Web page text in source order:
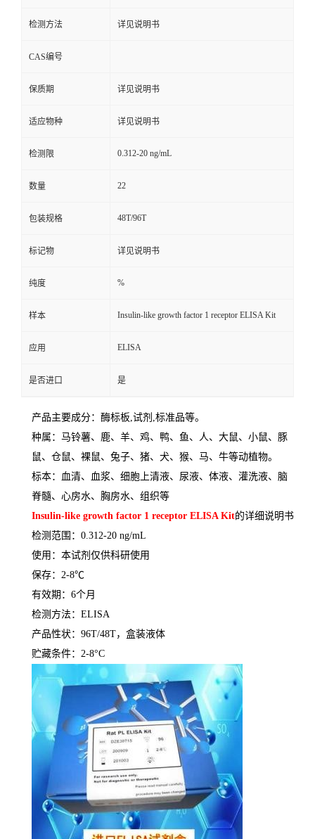
检测方法 详见说明书
CAS编号
保质期 详见说明书
适应物种 详见说明书
检测限 0.312-20 ng/mL
数量 22
包装规格 48T/96T
标记物 详见说明书
纯度 %
样本 Insulin-like growth factor 1 receptor ELISA Kit
应用 ELISA
是否进口 是
产品主要成分：酶标板 试剂 标准品等。
种属：马铃薯、鹿、羊、鸡、鸭、鱼、人、大鼠、小鼠、豚
鼠、仓鼠、裸鼠、兔子、猪、犬、猴、马、牛等动植物。
标本：血清、血浆、细胞上清液、尿液、体液、灌洗液、脑
脊髓、心房水、胸房水、组织等
Insulin-like growth factor 1 receptor ELISA Kit的详细说明书
检测范围： 0.312-20 ng/mL
使用：本试剂仅供科研使用
保存： 2-8℃
有效期： 6个月
检测方法： ELISA
产品性状： 96T/48T，盒装液体
贮藏条件： 2-8°C